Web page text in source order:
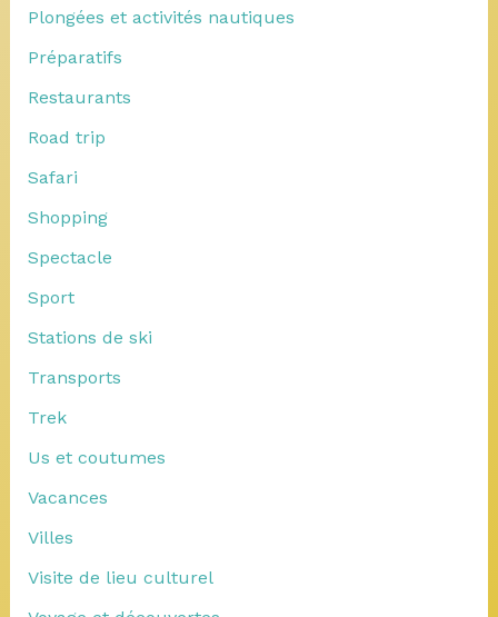
Plongées et activités nautiques
Préparatifs
Restaurants
Road trip
Safari
Shopping
Spectacle
Sport
Stations de ski
Transports
Trek
Us et coutumes
Vacances
Villes
Visite de lieu culturel